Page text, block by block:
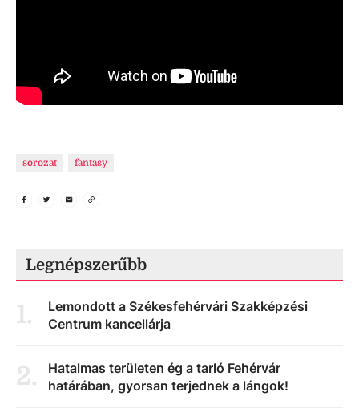
sorozat fantasy
Legnépszerűbb
1.
Lemondott a Székesfehérvári Szakképzési
Centrum kancellárja
2.
Hatalmas területen ég a tarló Fehérvár
határában, gyorsan terjednek a lángok!